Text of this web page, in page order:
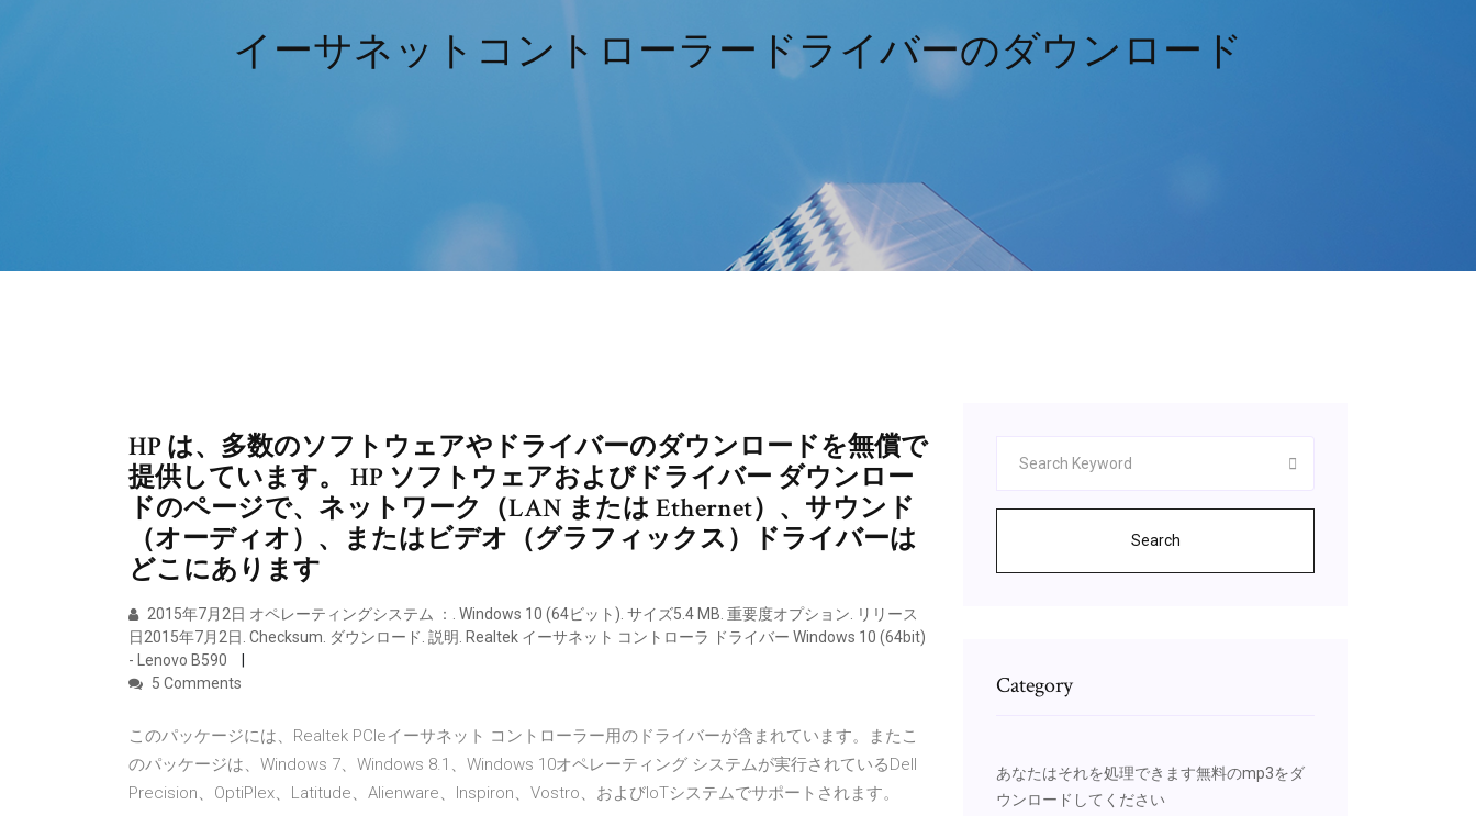
イーサネットコントローラードライバーのダウンロード
HP は、多数のソフトウェアやドライバーのダウンロードを無償で
提供しています。 HP ソフトウェアおよびドライバー ダウンロー
ドのページで、ネットワーク（LAN または Ethernet）、サウンド
（オーディオ）、またはビデオ（グラフィックス）ドライバーは
どこにあります
2015年7月2日 オペレーティングシステム ：. Windows 10 (64ビット). サイズ5.4 MB. 重要度オプション. リリース
日2015年7月2日. Checksum. ダウンロード. 説明. Realtek イーサネット コントローラ ドライバー Windows 10 (64bit)
- Lenovo B590
5 Comments
このパッケージには、Realtek PCIeイーサネット コントローラー用のドライバーが含まれています。またこ
のパッケージは、Windows 7、Windows 8.1、Windows 10オペレーティング システムが実行されているDell
Precision、OptiPlex、Latitude、Alienware、Inspiron、Vostro、およびIoTシステムでサポートされます。
Search
Category
あなたはそれを処理できます無料のmp3をダ
ウンロードしてください